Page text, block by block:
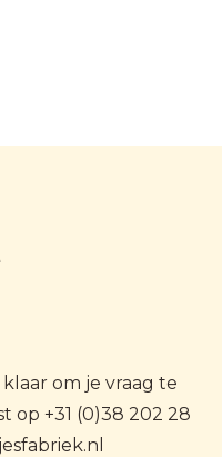
om je vraag te
op +31 (0)38 202 28